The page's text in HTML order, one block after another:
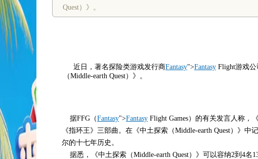
Quest）》。
近日，著名探险类游戏发行商Fantasy">Fantasy Flight游戏
（Middle-earth Quest）》。
据FFG（Fantasy">Fantasy Flight Games）的有关发言人称，
《指环王》三部曲。在《中土探索（Middle-earth Quest）》
尔的十七年历史。
据悉，《中土探索（Middle-earth Quest）》可以容纳2到4